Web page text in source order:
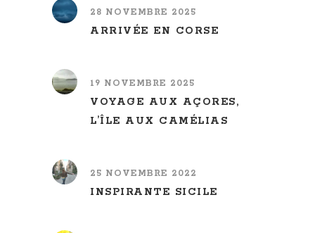
28 NOVEMBRE 2025
ARRIVÉE EN CORSE
19 NOVEMBRE 2025
VOYAGE AUX AÇORES,
L’ÎLE AUX CAMÉLIAS
25 NOVEMBRE 2022
INSPIRANTE SICILE